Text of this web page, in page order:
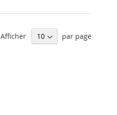
Afficher par page